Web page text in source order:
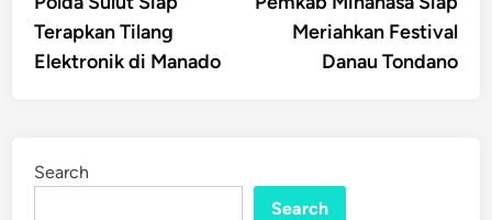
navigation
Terapkan Tilang
Elektronik di Manado
Meriahkan Festival
Danau Tondano
Search
Search